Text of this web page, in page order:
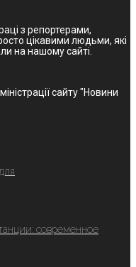
з репортерами,
цікавими людьми, які
на нашому сайті.
сайту "Новини
современное